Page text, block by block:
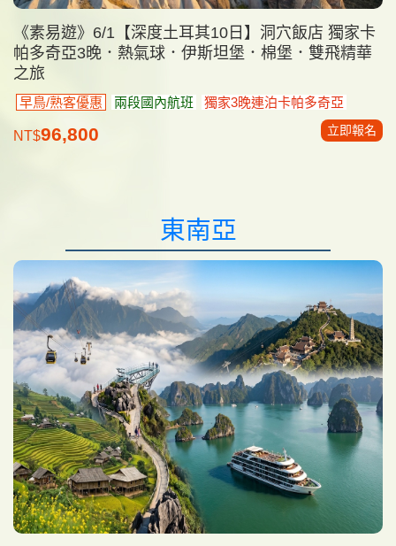
《素易遊》6/1【深度土耳其10日】洞穴飯店 獨家卡
帕多奇亞3晚．熱氣球．伊斯坦堡．棉堡．雙飛精華
之旅
早鳥/熟客優惠 兩段國內航班 獨家3晚連泊卡帕多奇亞
NT$96,800 立即報名
東南亞